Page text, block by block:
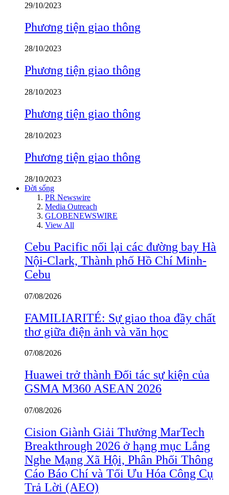
29/10/2023
Phương tiện giao thông
28/10/2023
Phương tiện giao thông
28/10/2023
Phương tiện giao thông
28/10/2023
Phương tiện giao thông
28/10/2023
Đời sống
PR Newswire
Media Outreach
GLOBENEWSWIRE
View All
Cebu Pacific nối lại các đường bay Hà
Nội-Clark, Thành phố Hồ Chí Minh-
Cebu
07/08/2026
FAMILIARITÉ: Sự giao thoa đầy chất
thơ giữa điện ảnh và văn học
07/08/2026
Huawei trở thành Đối tác sự kiện của
GSMA M360 ASEAN 2026
07/08/2026
Cision Giành Giải Thưởng MarTech
Breakthrough 2026 ở hạng mục Lắng
Nghe Mạng Xã Hội, Phân Phối Thông
Cáo Báo Chí và Tối Ưu Hóa Công Cụ
Trả Lời (AEO)